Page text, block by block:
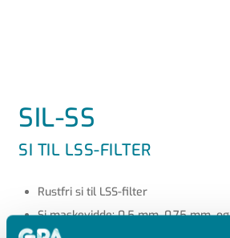
SIL-SS
SI TIL LSS-FILTER
Rustfri si til LSS-filter
Si maskevidde: 0,5 mm, 0,75 mm.